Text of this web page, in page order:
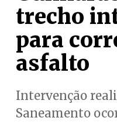
trecho
para
asfalto
Intervenção
Saneamento